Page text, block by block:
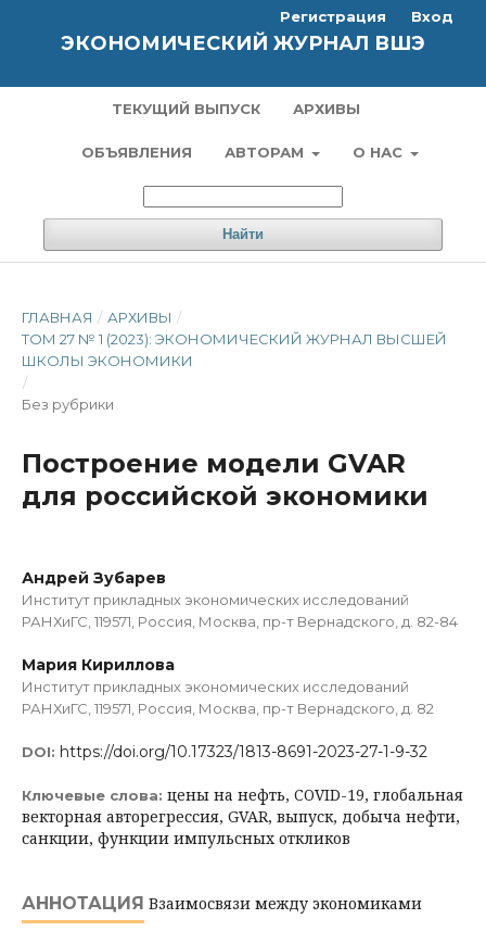
ЭКОНОМИЧЕСКИЙ ЖУРНАЛ ВШЭ
ТЕКУЩИЙ ВЫПУСК АРХИВЫ
ОБЪЯВЛЕНИЯ АВТОРАМ О НАС
Найти
Регистрация Вход
ГЛАВНАЯ / АРХИВЫ /
ТОМ 27 № 1 (2023): ЭКОНОМИЧЕСКИЙ ЖУРНАЛ ВЫСШЕЙ
ШКОЛЫ ЭКОНОМИКИ
/
Без рубрики
Построение модели GVAR
для российской экономики
Андрей Зубарев
Институт прикладных экономических исследований
РАНХиГС, 119571, Россия, Москва, пр-т Вернадского, д. 82-84
Мария Кириллова
Институт прикладных экономических исследований
РАНХиГС, 119571, Россия, Москва, пр-т Вернадского, д. 82
DOI: https://doi.org/10.17323/1813-8691-2023-27-1-9-32
Ключевые слова: цены на нефть, COVID-19, глобальная
векторная авторегрессия, GVAR, выпуск, добыча нефти,
санкции, функции импульсных откликов
АННОТАЦИЯ Взаимосвязи между экономиками